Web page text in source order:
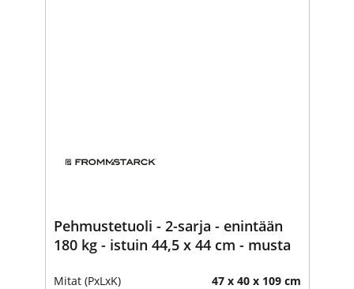
Pehmustetuoli - 2-sarja - enintään
180 kg - istuin 44,5 x 44 cm - musta
Mitat (PxLxK) 47 x 40 x 109 cm